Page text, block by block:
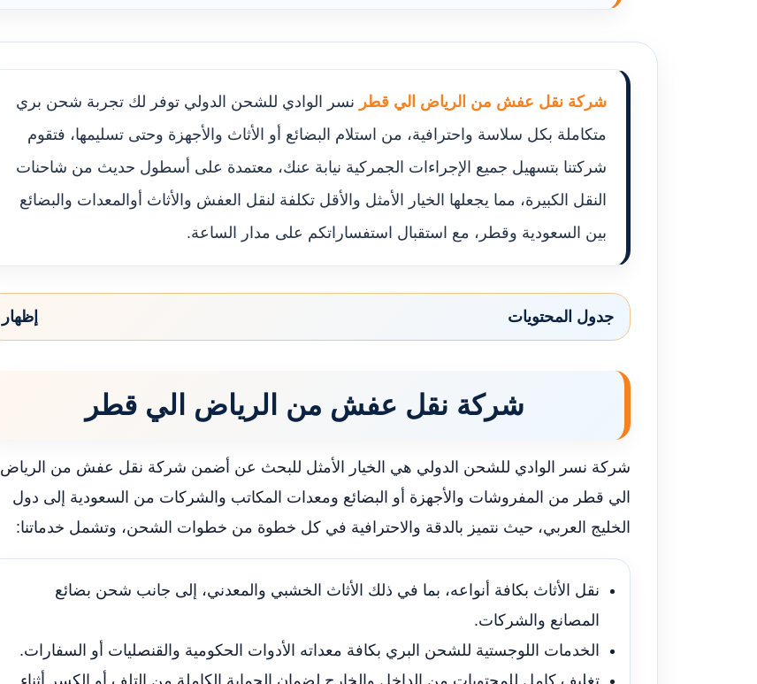
شركة نقل عفش من الرياض الي قطر نسر الوادي للشحن الدولي توفر لك تجربة شحن بري
متكاملة بكل سلاسة واحترافية، من استلام البضائع أو الأثاث والأجهزة وحتى تسليمها، فتقوم
شركتنا بتسهيل جميع الإجراءات الجمركية نيابة عنك، معتمدة على أسطول حديث من شاحنات
النقل الكبيرة، مما يجعلها الخيار الأمثل والأقل تكلفة لنقل العفش والأثاث أوالمعدات والبضائع
بين السعودية وقطر، مع استقبال استفساراتكم على مدار الساعة.
جدول المحتويات إظهار
شركة نقل عفش من الرياض الي قطر
شركة نسر الوادي للشحن الدولي هي الخيار الأمثل للبحث عن أضمن شركة نقل عفش من الرياض
الي قطر من المفروشات والأجهزة أو البضائع ومعدات المكاتب والشركات من السعودية إلى دول
الخليج العربي، حيث نتميز بالدقة والاحترافية في كل خطوة من خطوات الشحن، وتشمل خدماتنا:
نقل الأثاث بكافة أنواعه، بما في ذلك الأثاث الخشبي والمعدني، إلى جانب شحن بضائع
المصانع والشركات.
الخدمات اللوجستية للشحن البري بكافة معداته الأدوات الحكومية والقنصليات أو السفارات.
تغليف كامل للمحتويات من الداخل والخارج لضمان الحماية الكاملة من التلف أو الكسر أثناء